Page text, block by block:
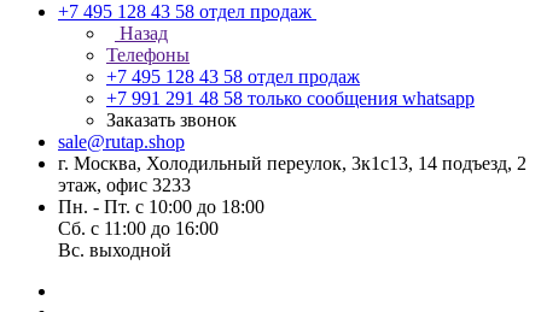
+7 495 128 43 58 отдел продаж
Назад
Телефоны
+7 495 128 43 58 отдел продаж
+7 991 291 48 58 только сообщения whatsapp
Заказать звонок
sale@rutap.shop
г. Москва, Холодильный переулок, 3к1с13, 14 подъезд, 2
этаж, офис 3233
Пн. - Пт. с 10:00 до 18:00
Сб. с 11:00 до 16:00
Вс. выходной